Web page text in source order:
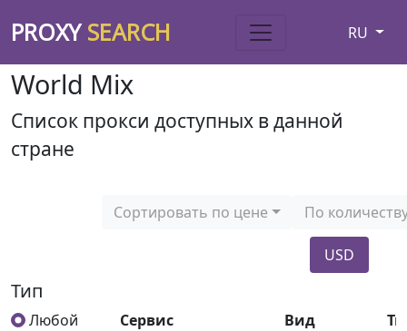
PROXYSEARCH RU
World Mix
Список прокси доступных в данной
стране
Сортировать по цене По
USD
Тип
Любой Сервис Вид